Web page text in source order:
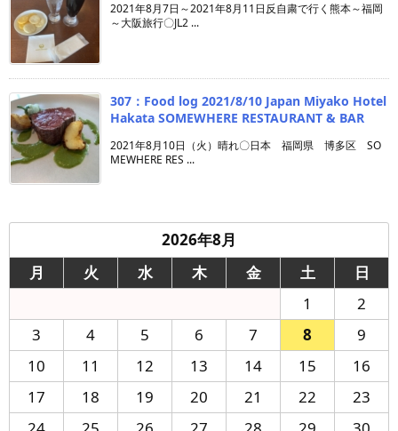
2021年8月7日～2021年8月11日反自粛で行く熊本～福岡
～大阪旅行〇JL2 ...
307：Food log 2021/8/10 Japan Miyako Hotel
Hakata SOMEWHERE RESTAURANT & BAR
2021年8月10日（火）晴れ〇日本 福岡県 博多区 SO
MEWHERE RES ...
2026年8月
月
火 水 木 金 土 日
1
2
3
4 5 6 7 8
9
10
11 12 13 14 15
16
17
18 19 20 21 22
23